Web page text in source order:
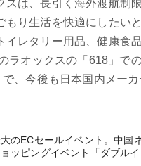
スは、長引く海外渡航制
もり生活を快適にしたい
イレタリー用品、健康食
ラオックスの「618」で
で、今後も日本国内メー
大のECセールイベント。中
ッピングイベント「ダブル